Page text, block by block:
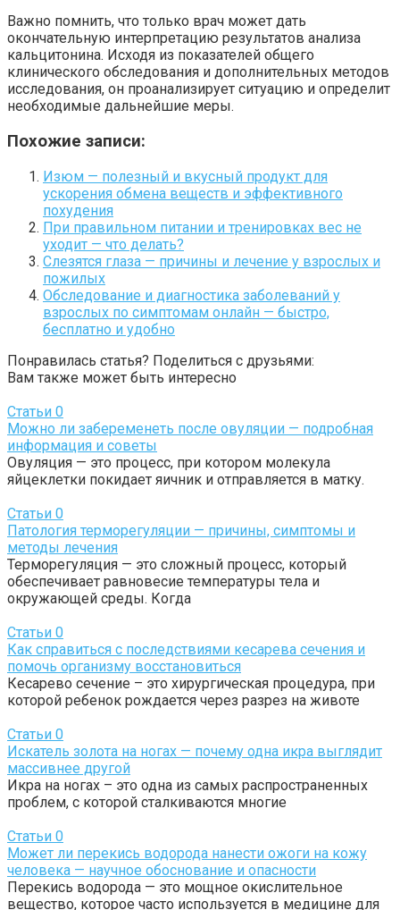
Важно помнить, что только врач может дать
окончательную интерпретацию результатов анализа
кальцитонина. Исходя из показателей общего
клинического обследования и дополнительных методов
исследования, он проанализирует ситуацию и определит
необходимые дальнейшие меры.
Похожие записи:
Изюм — полезный и вкусный продукт для
ускорения обмена веществ и эффективного
похудения
При правильном питании и тренировках вес не
уходит — что делать?
Слезятся глаза — причины и лечение у взрослых и
пожилых
Обследование и диагностика заболеваний у
взрослых по симптомам онлайн — быстро,
бесплатно и удобно
Понравилась статья? Поделиться с друзьями:
Вам также может быть интересно
Статьи 0
Можно ли забеременеть после овуляции — подробная
информация и советы
Овуляция — это процесс, при котором молекула
яйцеклетки покидает яичник и отправляется в матку.
Статьи 0
Патология терморегуляции — причины, симптомы и
методы лечения
Терморегуляция — это сложный процесс, который
обеспечивает равновесие температуры тела и
окружающей среды. Когда
Статьи 0
Как справиться с последствиями кесарева сечения и
помочь организму восстановиться
Кесарево сечение – это хирургическая процедура, при
которой ребенок рождается через разрез на животе
Статьи 0
Искатель золота на ногах — почему одна икра выглядит
массивнее другой
Икра на ногах – это одна из самых распространенных
проблем, с которой сталкиваются многие
Статьи 0
Может ли перекись водорода нанести ожоги на кожу
человека — научное обоснование и опасности
Перекись водорода — это мощное окислительное
вещество, которое часто используется в медицине для